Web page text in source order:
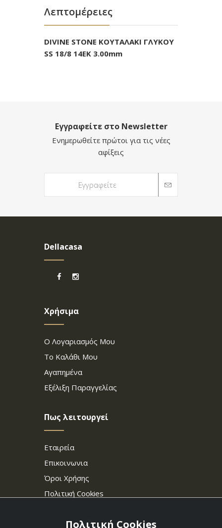
Λεπτομέρειες
DIVINE STONE ΚΟΥΤΑΛΑΚΙ ΓΛΥΚΟΥ
SS 18/8 14ΕΚ 3.00mm
Εγγραφείτε στο Newsletter
Ενημερωθείτε πρώτοι για τις νέες
αφίξεις
Dellacasa
Χρήσιμα
Ο Λογαριασμός Μου
Το Καλάθι Μου
Αγαπημένα
Εξέλιξη Παραγγελίας
Πως λειτουργεί
Εταιρεία
Επικοινωνια
Όροι Χρήσης
Πολιτική Cookies
Πολιτική Cookies